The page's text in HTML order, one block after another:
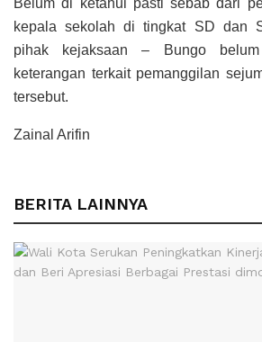
Belum di ketahui pasti sebab dari
kepala sekolah di tingkat SD dan
pihak kejaksaan – Bungo
keterangan terkait pemanggilan
tersebut.
Zainal Arifin
BERITA LAINNYA